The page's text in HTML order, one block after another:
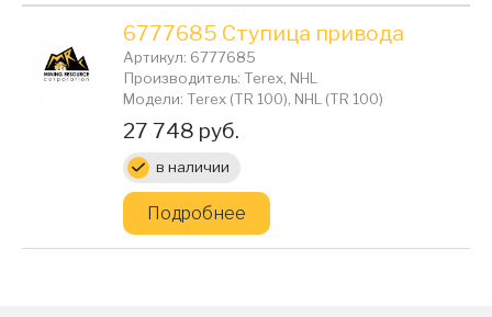
6777685 Ступица привода
Артикул: 6777685
Производитель: Terex, NHL
Модели: Terex (TR 100), NHL (TR 100)
Цена:
27 748 руб.
в наличии
Подробнее